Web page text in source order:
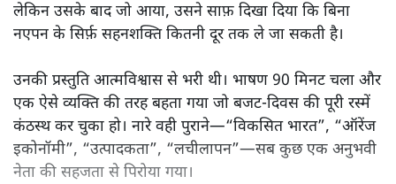
लेकिन उसके बाद जो आया, उसने साफ़ दिखा दिया कि बिना
नएपन के सिर्फ़ सहनशक्ति कितनी दूर तक ले जा सकती है।
उनकी प्रस्तुति आत्मविश्वास से भरी थी। भाषण 90 मिनट चला और
एक ऐसे व्यक्ति की तरह बहता गया जो बजट‑दिवस की पूरी रस्में
कंठस्थ कर चुका हो। नारे वही पुराने—“विकसित भारत”, “ऑरेंज
इकोनॉमी”, “उत्पादकता”, “लचीलापन”—सब कुछ एक अनुभवी
नेता की सहजता से पिरोया गया।